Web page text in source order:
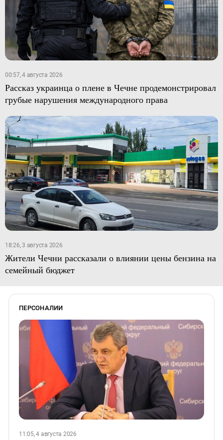
00:57, 4 августа 2026
Рассказ украинца о плене в Чечне продемонстрировал
грубые нарушения международного права
18:26, 3 августа 2026
Жители Чечни рассказали о влиянии цены бензина на
семейный бюджет
ПЕРСОНАЛИИ
11:05, 4 августа 2026